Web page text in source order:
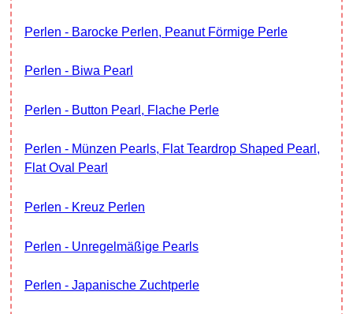
Perlen - Barocke Perlen, Peanut Förmige Perle
Perlen - Biwa Pearl
Perlen - Button Pearl, Flache Perle
Perlen - Münzen Pearls, Flat Teardrop Shaped Pearl,
Flat Oval Pearl
Perlen - Kreuz Perlen
Perlen - Unregelmäßige Pearls
Perlen - Japanische Zuchtperle